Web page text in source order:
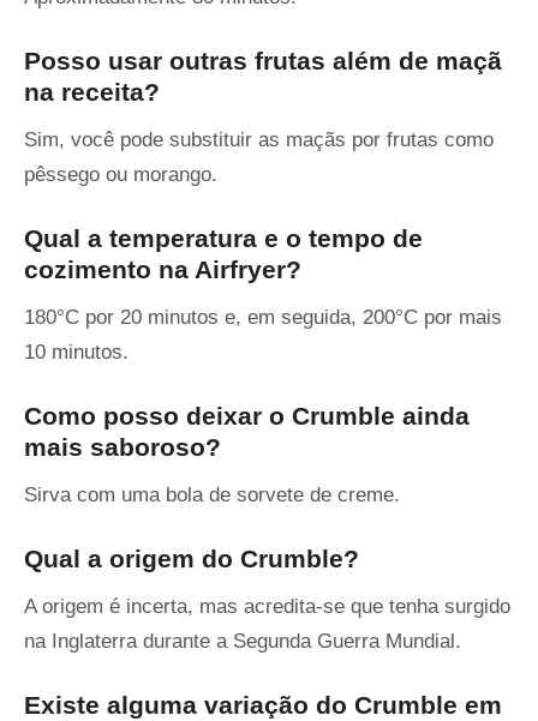
Posso usar outras frutas além de maçã
na receita?
Sim, você pode substituir as maçãs por frutas como
pêssego ou morango.
Qual a temperatura e o tempo de
cozimento na Airfryer?
180°C por 20 minutos e, em seguida, 200°C por mais
10 minutos.
Como posso deixar o Crumble ainda
mais saboroso?
Sirva com uma bola de sorvete de creme.
Qual a origem do Crumble?
A origem é incerta, mas acredita-se que tenha surgido
na Inglaterra durante a Segunda Guerra Mundial.
Existe alguma variação do Crumble em